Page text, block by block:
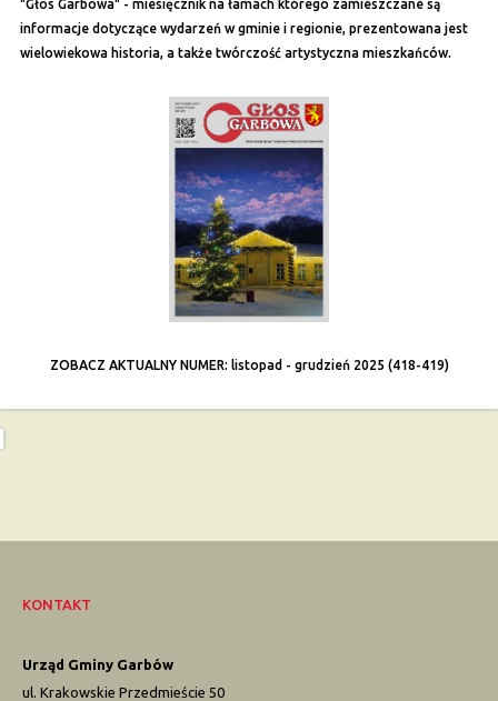
"Głos Garbowa" - miesięcznik na łamach którego zamieszczane są
informacje dotyczące wydarzeń w gminie i regionie, prezentowana jest
wielowiekowa historia, a także twórczość artystyczna mieszkańców.
ZOBACZ AKTUALNY NUMER: listopad - grudzień 2025 (418-419)
KONTAKT
Urząd Gminy Garbów
ul. Krakowskie Przedmieście 50